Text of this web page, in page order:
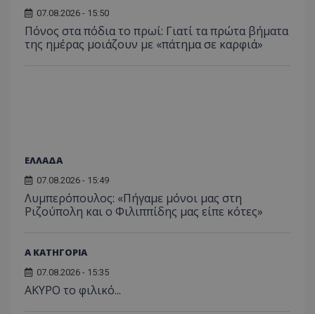
07.08.2026 - 15:50
Πόνος στα πόδια το πρωί: Γιατί τα πρώτα βήματα
της ημέρας μοιάζουν με «πάτημα σε καρφιά»
ΕΛΛΑΔΑ
07.08.2026 - 15:49
Λυμπερόπουλος: «Πήγαμε μόνοι μας στη
Ριζούπολη και ο Φιλιππίδης μας είπε κότες»
Α ΚΑΤΗΓΟΡΙΑ
07.08.2026 - 15:35
AKYΡΟ το φιλικό...